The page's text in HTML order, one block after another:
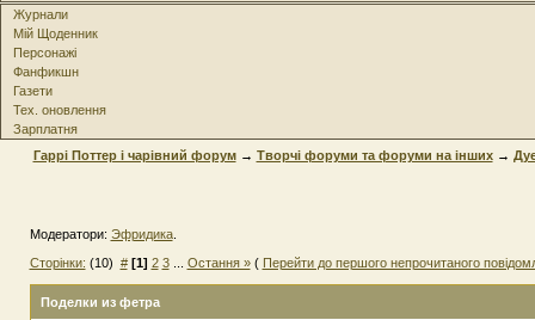
Журнали
Мій Щоденник
Персонажі
Фанфикшн
Газети
Тех. оновлення
Зарплатня
Гаррі Поттер і чарівний форум→ Творчі форуми та форуми на інших→
Модератори: Эфридика.
Сторінки: (10) # [1] 2 3... Остання »( Перейти до першого непрочитаного
Поделки из фетра